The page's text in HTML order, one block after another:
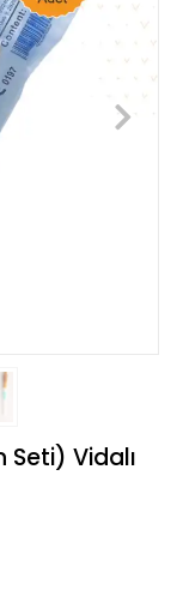
Vidalı